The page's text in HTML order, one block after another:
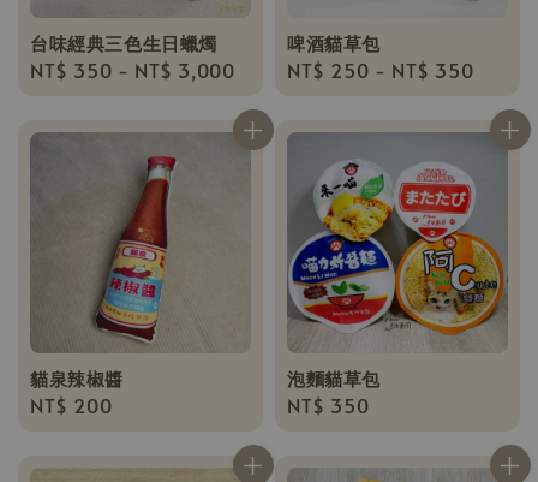
台味經典三色生日蠟燭
Regular
NT$ 350 - NT$ 3,000
啤酒貓草包
Regular
NT$ 250 - NT$ 350
貓泉辣椒醬
Regular
NT$ 200
泡麵貓草包
Regular
NT$ 350